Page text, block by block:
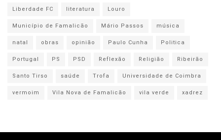
Liberdade FC
literatura
Louro
Município de Famalicão
Mário Passos
música
natal
obras opinião Paulo Cunha
Politica
Portugal
PS PSD Reflexão Religião
Ribeirão
Santo Tirso
saúde Trofa
Universidade de Coimbra
vermoim
Vila Nova de Famalicão vila verde xadrez